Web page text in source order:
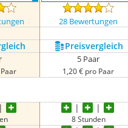
28 Bewertungen
Preis­vergleich
5 Paar
1,20 € pro Paar
8 Stunden